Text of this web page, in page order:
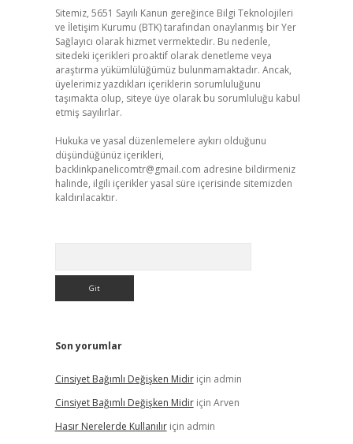
Sitemiz, 5651 Sayılı Kanun gereğince Bilgi Teknolojileri
ve İletişim Kurumu (BTK) tarafından onaylanmış bir Yer
Sağlayıcı olarak hizmet vermektedir. Bu nedenle,
sitedeki içerikleri proaktif olarak denetleme veya
araştırma yükümlülüğümüz bulunmamaktadır. Ancak,
üyelerimiz yazdıkları içeriklerin sorumluluğunu
taşımakta olup, siteye üye olarak bu sorumluluğu kabul
etmiş sayılırlar.
Hukuka ve yasal düzenlemelere aykırı olduğunu
düşündüğünüz içerikleri,
backlinkpanelicomtr@gmail.com adresine bildirmeniz
halinde, ilgili içerikler yasal süre içerisinde sitemizden
kaldırılacaktır.
Son yorumlar
Cinsiyet Bağımlı Değişken Midiriçin admin
Cinsiyet Bağımlı Değişken Midiriçin Arven
Hasır Nerelerde Kullanılıriçin admin